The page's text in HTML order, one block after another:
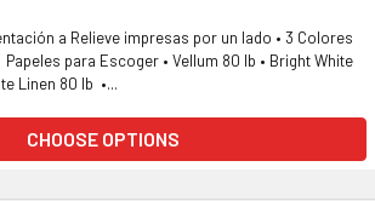
a Relieve impresas por un lado • 3 Colores
Papeles para Escoger • Vellum 80 lb • Bright White
Linen 80 lb •...
CHOOSE OPTIONS